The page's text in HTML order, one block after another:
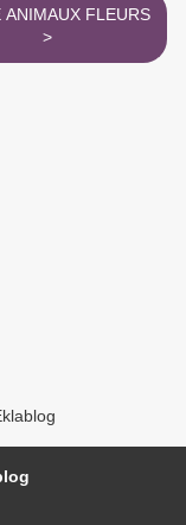
ANIMAUX FLEURS
>